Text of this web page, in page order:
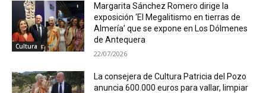
Cultura
Margarita Sánchez Romero dirige la
exposición ‘El Megalitismo en tierras de
Almería’ que se expone en Los Dólmenes
de Antequera
22/07/2026
La consejera de Cultura Patricia del Pozo
anuncia 600.000 euros para vallar, limpiar